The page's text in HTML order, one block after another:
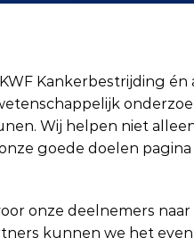
Kankerbestrijding
Wij helpen niet
goede doelen
onze deelnemers
kunnen we het